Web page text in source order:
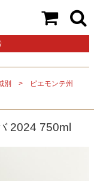
別
ピエモンテ州
2024 750ml